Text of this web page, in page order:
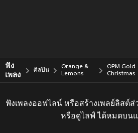
ฟัง
เพลง
ศิลปิน
Orange &
Lemons
OPM Gold
Christmas
ฟังเพลงออฟไลน์ หรือสร้างเพลย์ลิสต์ส่
หรือดูไลฟ์ ได้หมดบนแ